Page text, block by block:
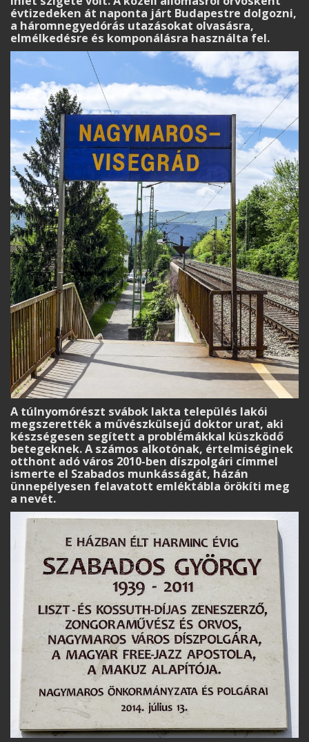
évtizedeken át naponta járt Budapestre dolgozni,
a háromnegyedórás utazásokat olvasásra,
elmélkedésre és komponálásra használta fel.
A túlnyomórészt svábok lakta település lakói
megszerették a művészkülsejű doktor urat, aki
készségesen segített a problémákkal küszködő
betegeknek. A számos alkotónak, értelmiséginek
otthont adó város 2010-ben díszpolgári címmel
ismerte el Szabados munkásságát, házán
ünnepélyesen felavatott emléktábla örökíti meg
a nevét.